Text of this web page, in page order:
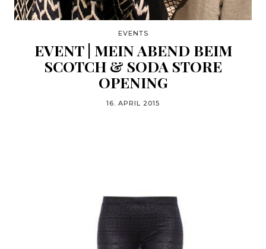
EVENTS
EVENT | MEIN ABEND BEIM
SCOTCH & SODA STORE
OPENING
16. APRIL 2015